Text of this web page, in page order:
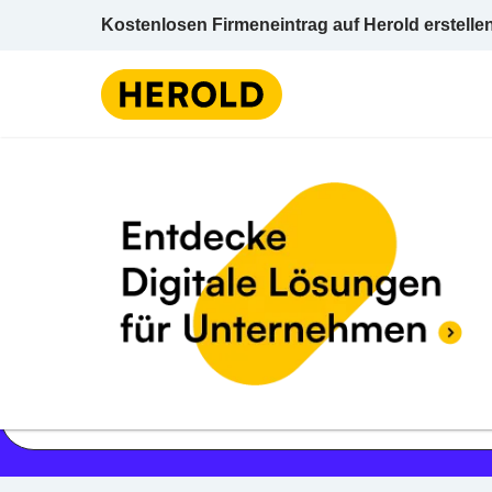
Kostenlosen Firmeneintrag auf Herold